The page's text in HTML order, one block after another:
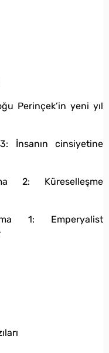
Perinçek’in yeni yıl
İnsanın cinsiyetine
2: Küreselleşme
1: Emperyalist